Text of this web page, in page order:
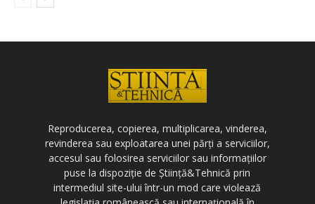
Reproducerea, copierea, multiplicarea, vinderea,
revinderea sau exploatarea unei părți a serviciilor,
accesul sau folosirea serviciilor sau informațiilor
puse la dispoziție de Știință&Tehnică prin
intermediul site-ului într-un mod care violează